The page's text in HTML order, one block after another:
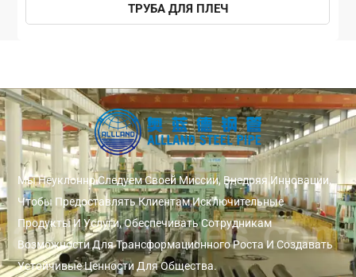
ТРУБА ДЛЯ ПЛЕЧ
Мы Неуклонно Следуем Своей Миссии, Внедряя Инновации,
Чтобы Предоставлять Клиентам Исключительные
Продукты И Услуги, Обеспечивать Сотрудникам
Возможности Для Трансформационного Роста И Создавать
Устойчивые Ценности Для Общества.